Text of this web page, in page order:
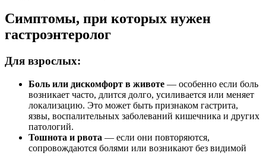
Симптомы, при которых нужен
гастроэнтеролог
Для взрослых:
Боль или дискомфорт в животе — особенно если боль
возникает часто, длится долго, усиливается или меняет
локализацию. Это может быть признаком гастрита,
язвы, воспалительных заболеваний кишечника и других
патологий.
Тошнота и рвота — если они повторяются,
сопровождаются болями или возникают без видимой